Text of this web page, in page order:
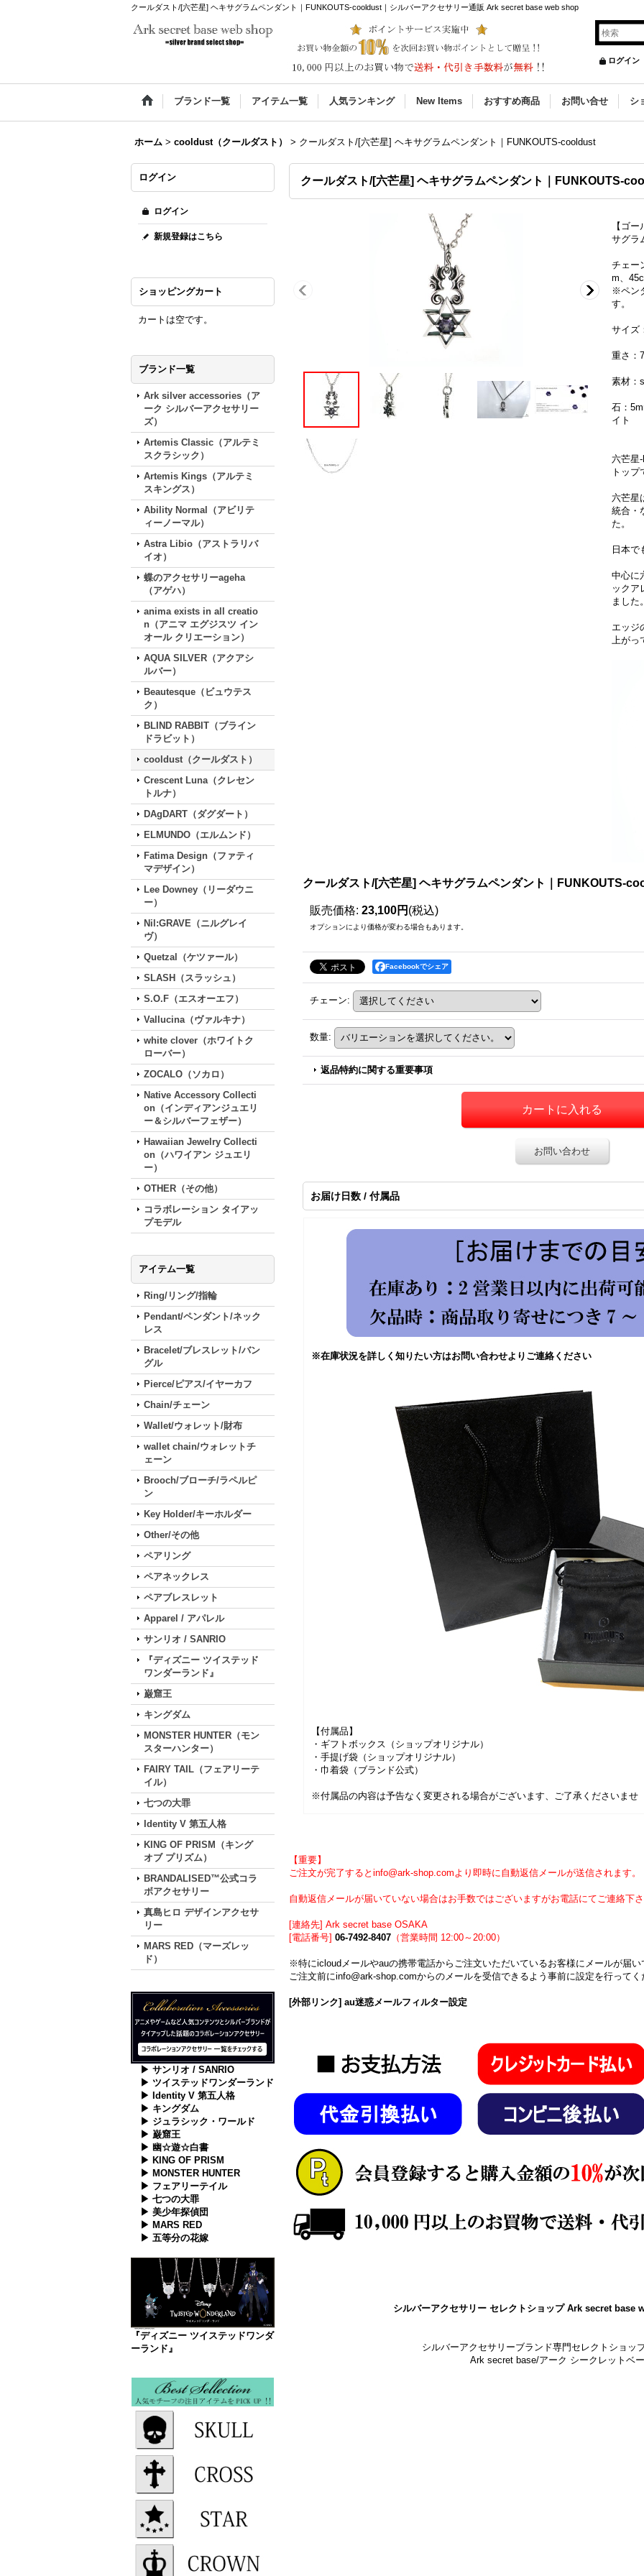
クールダスト/[六芒星] ヘキサグラムペンダント｜FUNKOUTS-cooldust｜シルバーアクセサリー通販 Ark secret base web shop
ログイン
ブランド一覧 アイテム一覧 人気ランキング New Items おすすめ商品 お問い合せ シ
ホーム > cooldust（クールダスト） > クールダスト/[六芒星] ヘキサグラムペンダント｜FUNKOUTS-cooldust
ログイン
ログイン
新規登録はこちら
ショッピングカート
カートは空です。
ブランド一覧
Ark silver accessories（ア
ーク シルバーアクセサリー
ズ）
Artemis Classic（アルテミ
スクラシック）
Artemis Kings（アルテミ
スキングス）
Ability Normal（アビリテ
ィーノーマル）
Astra Libio（アストラリバ
イオ）
蝶のアクセサリーageha
（アゲハ）
anima exists in all creatio
n（アニマ エグジスツ イン
オール クリエーション）
AQUA SILVER（アクアシ
ルバー）
Beautesque（ビュウテス
ク）
BLIND RABBIT（ブライン
ドラビット）
cooldust（クールダスト）
Crescent Luna（クレセン
トルナ）
DAgDART（ダグダート）
ELMUNDO（エルムンド）
Fatima Design（ファティ
マデザイン）
Lee Downey（リーダウニ
ー）
Nil:GRAVE（ニルグレイ
ヴ）
Quetzal（ケツァール）
SLASH（スラッシュ）
S.O.F（エスオーエフ）
Vallucina（ヴァルキナ）
white clover（ホワイトク
ローバー）
ZOCALO（ソカロ）
Native Accessory Collecti
on（インディアンジュエリ
ー＆シルバーフェザー）
Hawaiian Jewelry Collecti
on（ハワイアン ジュエリ
ー）
OTHER（その他）
コラボレーション タイアッ
プモデル
アイテム一覧
Ring/リング/指輪
Pendant/ペンダント/ネック
レス
Bracelet/ブレスレット/バン
グル
Pierce/ピアス/イヤーカフ
Chain/チェーン
Wallet/ウォレット/財布
wallet chain/ウォレットチ
ェーン
Brooch/ブローチ/ラペルピ
ン
Key Holder/キーホルダー
Other/その他
ペアリング
ペアネックレス
ペアブレスレット
Apparel / アパレル
サンリオ / SANRIO
『ディズニー ツイステッド
ワンダーランド』
巌窟王
キングダム
MONSTER HUNTER（モン
スターハンター）
FAIRY TAIL（フェアリーテ
イル）
七つの大罪
Identity V 第五人格
KING OF PRISM（キング
オブ プリズム）
BRANDALISED™公式コラ
ボアクセサリー
真島ヒロ デザインアクセサ
リー
MARS RED（マーズレッ
ド）
▶ サンリオ / SANRIO
▶ ツイステッドワンダーランド
▶ Identity V 第五人格
▶ キングダム
▶ ジュラシック・ワールド
▶ 巌窟王
▶ 幽☆遊☆白書
▶ KING OF PRISM
▶ MONSTER HUNTER
▶ フェアリーテイル
▶ 七つの大罪
▶ 美少年探偵団
▶ MARS RED
▶ 五等分の花嫁
『ディズニー ツイステッドワンダ
ーランド』
クールダスト/[六芒星] ヘキサグラムペンダント｜FUNKOUTS-
【ゴ
サグラ
チェー
m、
※ペン
す。
サイズ
重さ：
素材：
石：
イト
六芒星
トップ
六芒星
統合・
た。
日本で
中心に
ックア
ました
エッジ
上がっ
クールダスト/[六芒星] ヘキサグラムペンダント｜FUNKOUTS-
販売価格: 23,100円 (税込)
オプションにより価格が変わる場合もあります。
Facebookでシェア
チェーン:
数量:
返品特約に関する重要事項
お問い合わせ
お届け日数 / 付属品
※在庫状況を詳しく知りたい方はお問い合わせよりご連絡ください
【付属品】
・ギフトボックス（ショップオリジナル）
・手提げ袋（ショップオリジナル）
・巾着袋（ブランド公式）
※付属品の内容は予告なく変更される場合がございます、ご了承くださいませ
【重要】
ご注文が完了するとinfo@ark-shop.comより即時に自動返信メールが送信されます。
自動返信メールが届いていない場合はお手数ではございますがお電話にてご連絡下
[連絡先] Ark secret base OSAKA
[電話番号] 06-7492-8407 （営業時間 12:00～20:00）
※特にicloudメールやauの携帯電話からご注文いただいているお客様にメールが届
ご注文前にinfo@ark-shop.comからのメールを受信できるよう事前に設定を行ってく
[外部リンク] au迷惑メールフィルター設定
シルバーアクセサリー セレクトショップ Ark secret base
シルバーアクセサリーブランド専門セレクトショ
Ark secret base/アーク シークレットベ